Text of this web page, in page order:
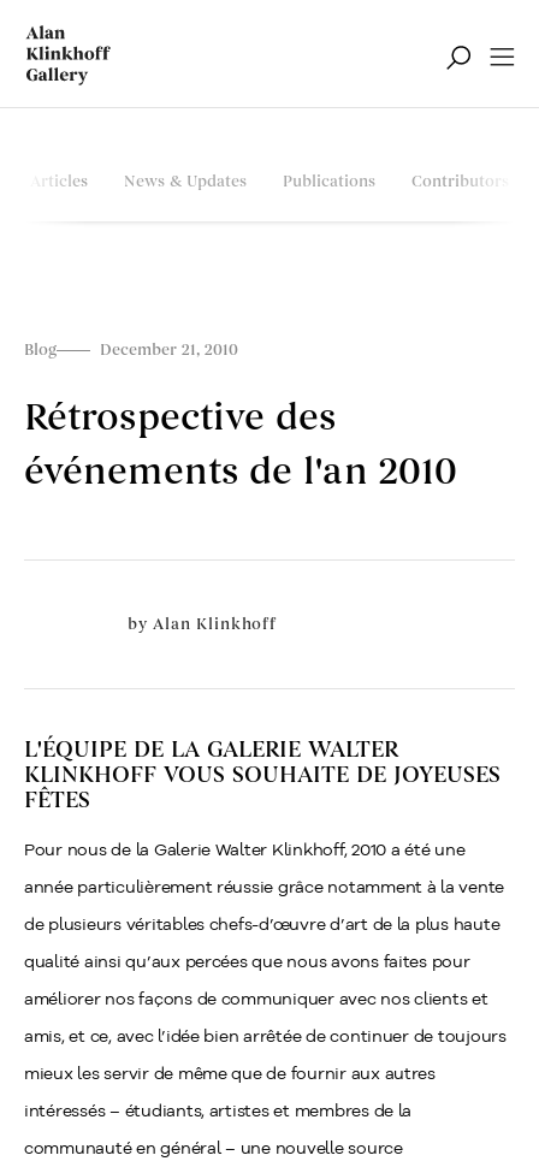
Articles News & Updates Publications Contributors
Blog December 21, 2010
Rétrospective des
événements de l'an 2010
byAlan Klinkhoff
L'ÉQUIPE DE LA GALERIE WALTER
KLINKHOFF VOUS SOUHAITE DE JOYEUSES
FÊTES
Pour nous de la Galerie Walter Klinkhoff, 2010 a été une
année particulièrement réussie grâce notamment à la vente
de plusieurs véritables chefs-d’œuvre d’art de la plus haute
qualité ainsi qu’aux percées que nous avons faites pour
améliorer nos façons de communiquer avec nos clients et
amis, et ce, avec l’idée bien arrêtée de continuer de toujours
mieux les servir de même que de fournir aux autres
intéressés – étudiants, artistes et membres de la
communauté en général – une nouvelle source